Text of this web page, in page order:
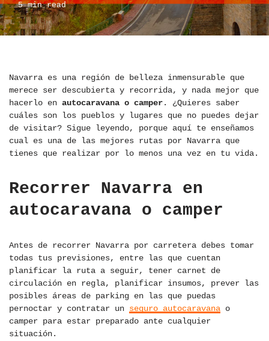
5 min read
Navarra es una región de belleza inmensurable que
merece ser descubierta y recorrida, y nada mejor que
hacerlo en autocaravana o camper. ¿Quieres saber
cuáles son los pueblos y lugares que no puedes dejar
de visitar? Sigue leyendo, porque aquí te enseñamos
cual es una de las mejores rutas por Navarra que
tienes que realizar por lo menos una vez en tu vida.
Recorrer Navarra en
autocaravana o camper
Antes de recorrer Navarra por carretera debes tomar
todas tus previsiones, entre las que cuentan
planificar la ruta a seguir, tener carnet de
circulación en regla, planificar insumos, prever las
posibles áreas de parking en las que puedas
pernoctar y contratar un seguro autocaravana o
camper para estar preparado ante cualquier
situación.